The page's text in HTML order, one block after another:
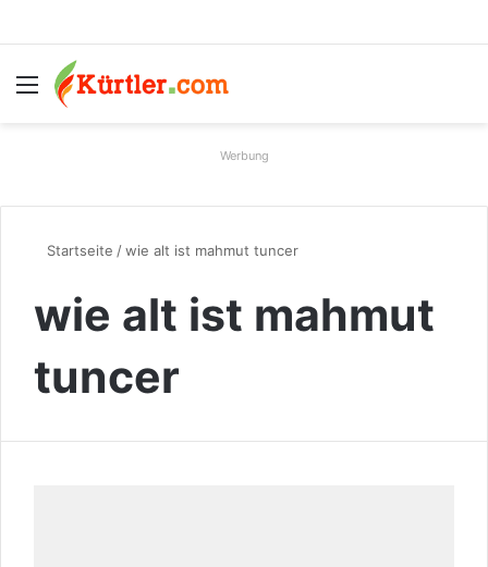
Menü
Werbung
Startseite /wie alt ist mahmut tuncer
wie alt ist mahmut
tuncer